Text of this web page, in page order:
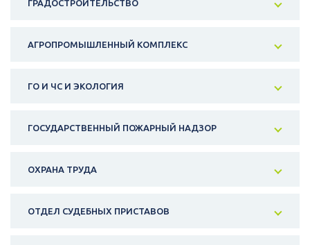
ГРАДОСТРОИТЕЛЬСТВО
АГРОПРОМЫШЛЕННЫЙ КОМПЛЕКС
ГО И ЧС И ЭКОЛОГИЯ
ГОСУДАРСТВЕННЫЙ ПОЖАРНЫЙ НАДЗОР
ОХРАНА ТРУДА
ОТДЕЛ СУДЕБНЫХ ПРИСТАВОВ